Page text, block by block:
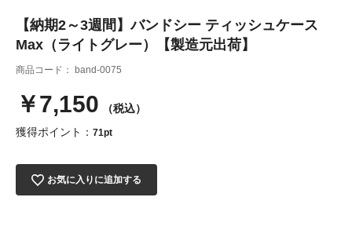
【納期2～3週間】バンドシー ティッシュケース
Max（ライトグレー）【製造元出荷】
商品コード： band-0075
￥7,150 （税込）
獲得ポイント： 71pt
お気に入りに追加する